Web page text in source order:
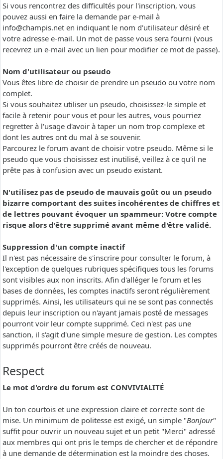
Si vous rencontrez des difficultés pour l'inscription, vous
pouvez aussi en faire la demande par e-mail à
info@champis.net en indiquant le nom d'utilisateur désiré et
votre adresse e-mail. Un mot de passe vous sera fourni (vous
recevrez un e-mail avec un lien pour modifier ce mot de passe).
Nom d'utilisateur ou pseudo
Vous êtes libre de choisir de prendre un pseudo ou votre nom
complet.
Si vous souhaitez utiliser un pseudo, choisissez-le simple et
facile à retenir pour vous et pour les autres, vous pourriez
regretter à l'usage d'avoir à taper un nom trop complexe et
dont les autres ont du mal à se souvenir.
Parcourez le forum avant de choisir votre pseudo. Même si le
pseudo que vous choisissez est inutilisé, veillez à ce qu'il ne
prête pas à confusion avec un pseudo existant.
N'utilisez pas de pseudo de mauvais goût ou un pseudo
bizarre comportant des suites incohérentes de chiffres et
de lettres pouvant évoquer un spammeur: Votre compte
risque alors d'être supprimé avant même d'être validé.
Suppression d'un compte inactif
Il n'est pas nécessaire de s'inscrire pour consulter le forum, à
l'exception de quelques rubriques spécifiques tous les forums
sont visibles aux non inscrits. Afin d'alléger le forum et les
bases de données, les comptes inactifs seront régulièrement
supprimés. Ainsi, les utilisateurs qui ne se sont pas connectés
depuis leur inscription ou n'ayant jamais posté de messages
pourront voir leur compte supprimé. Ceci n'est pas une
sanction, il s'agit d'une simple mesure de gestion. Les comptes
supprimés pourront être créés de nouveau.
Respect
Le mot d'ordre du forum est CONVIVIALITÉ
Un ton courtois et une expression claire et correcte sont de
mise. Un minimum de politesse est exigé, un simple "Bonjour"
suffit pour ouvrir un nouveau sujet et un petit "Merci" adressé
aux membres qui ont pris le temps de chercher et de répondre
à une demande de détermination est la moindre des choses.